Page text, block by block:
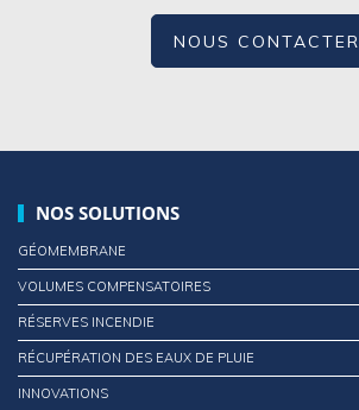
NOUS CONTACTER
NOS SOLUTIONS
GÉOMEMBRANE
VOLUMES COMPENSATOIRES
RÉSERVES INCENDIE
RÉCUPÉRATION DES EAUX DE PLUIE
INNOVATIONS